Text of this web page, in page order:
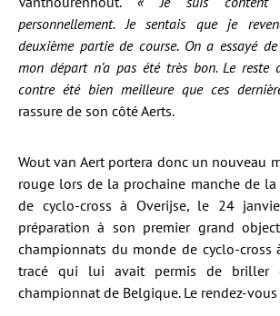
personnellement. Je sentais que je
deuxième partie de course. On a essayé
mon départ n’a pas été très bon. Le
contre été bien meilleure que ces
rassure de son côté Aerts.
Wout van Aert portera donc un nouveau
rouge lors de la prochaine manche de
de cyclo-cross à Overijse, le 24
préparation à son premier grand
championnats du monde de cyclo-cross
tracé qui lui avait permis de briller
championnat de Belgique. Le rendez-